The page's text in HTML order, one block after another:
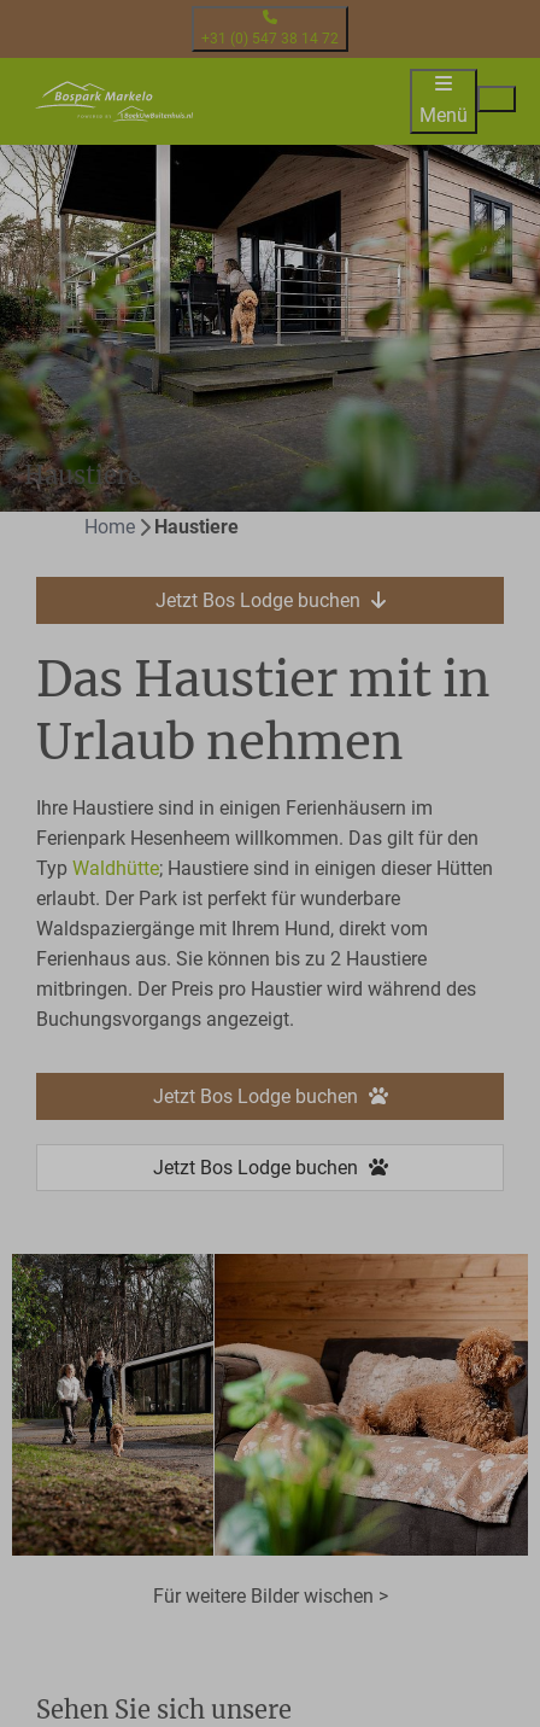
+31 (0) 547 38 14 72
Menü
Haustiere
Home Haustiere
Jetzt Bos Lodge buchen
Das Haustier mit in
Urlaub nehmen
Ihre Haustiere sind in einigen Ferienhäusern im
Ferienpark Hesenheem willkommen. Das gilt für den
TypWaldhütte; Haustiere sind in einigen dieser Hütten
erlaubt. Der Park ist perfekt für wunderbare
Waldspaziergänge mit Ihrem Hund, direkt vom
Ferienhaus aus. Sie können bis zu 2 Haustiere
mitbringen. Der Preis pro Haustier wird während des
Buchungsvorgangs angezeigt.
Jetzt Bos Lodge buchen
Jetzt Bos Lodge buchen
Für weitere Bilder wischen >
Sehen Sie sich unsere